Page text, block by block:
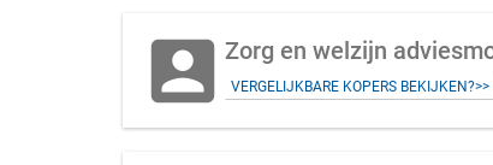
account_box Zorg en welzijn
VERGELIJKBARE KOPERS BEKIJKEN?>>